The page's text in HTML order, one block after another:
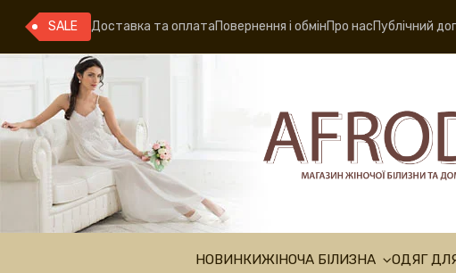
SALE Доставка та оплатаПовернення і обмінПро насПублічний
НОВИНКИЖІНОЧА БІЛИЗНА ОДЯГ